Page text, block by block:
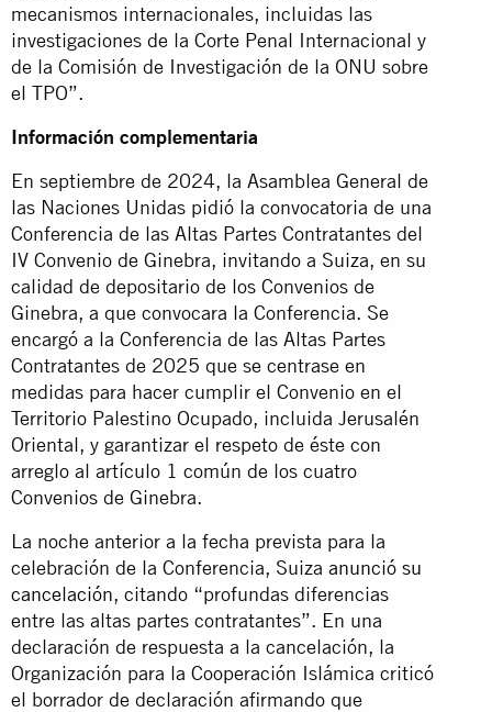
mecanismos internacionales, incluidas las
investigaciones de la Corte Penal Internacional y
de la Comisión de Investigación de la ONU sobre
el TPO”.
Información complementaria
En septiembre de 2024, la Asamblea General de
las Naciones Unidas pidió la convocatoria de una
Conferencia de las Altas Partes Contratantes del
IV Convenio de Ginebra, invitando a Suiza, en su
calidad de depositario de los Convenios de
Ginebra, a que convocara la Conferencia. Se
encargó a la Conferencia de las Altas Partes
Contratantes de 2025 que se centrase en
medidas para hacer cumplir el Convenio en el
Territorio Palestino Ocupado, incluida Jerusalén
Oriental, y garantizar el respeto de éste con
arreglo al artículo 1 común de los cuatro
Convenios de Ginebra.
La noche anterior a la fecha prevista para la
celebración de la Conferencia, Suiza anunció su
cancelación, citando “profundas diferencias
entre las altas partes contratantes”. En una
declaración de respuesta a la cancelación, la
Organización para la Cooperación Islámica criticó
el borrador de declaración afirmando que